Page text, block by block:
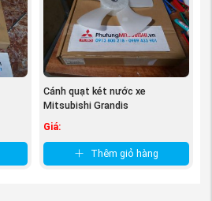
Cánh quạt két nước xe
Mitsubishi Grandis
Giá:
Thêm giỏ hàng